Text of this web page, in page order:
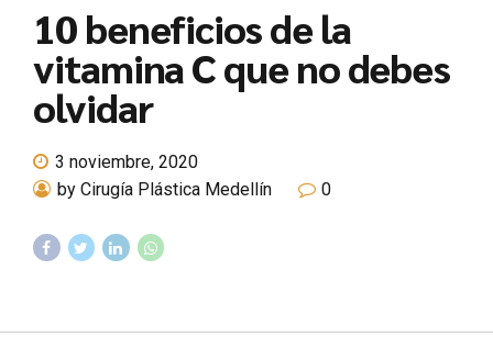
10 beneficios de la
vitamina C que no debes
olvidar
3 noviembre, 2020
by Cirugía Plástica Medellín
0